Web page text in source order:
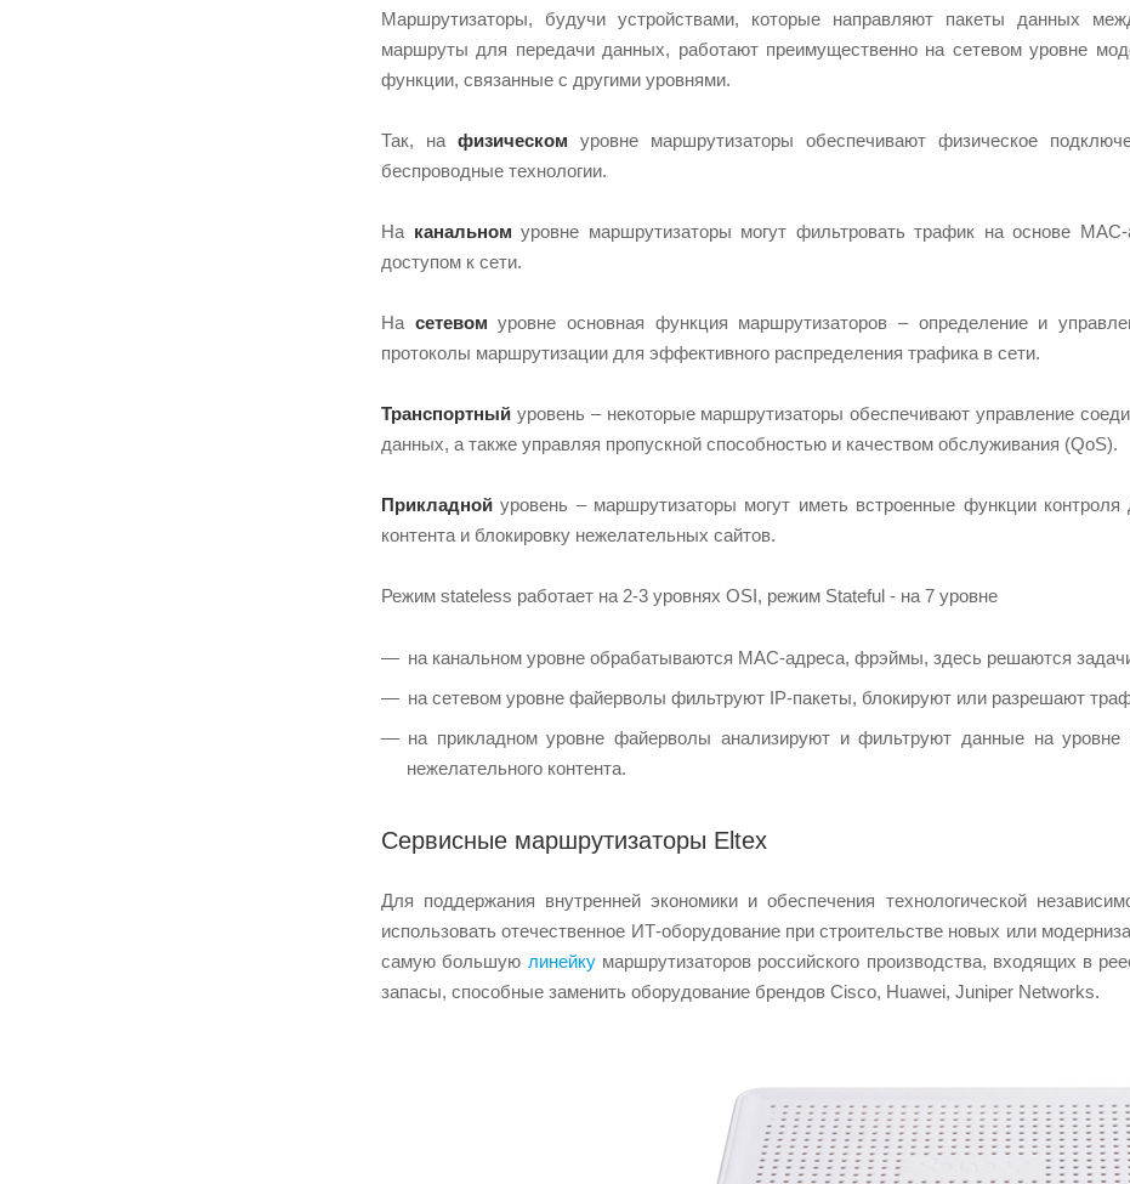
Маршрутизаторы, будучи устройствами, которые направляют пакеты данных
маршруты для передачи данных, работают преимущественно на сетевом уровне
функции, связанные с другими уровнями.
Так, на физическом уровне маршрутизаторы обеспечивают физическое
беспроводные технологии.
На канальном уровне маршрутизаторы могут фильтровать трафик на основе
доступом к сети.
На сетевом уровне основная функция маршрутизаторов – определение и
протоколы маршрутизации для эффективного распределения трафика в сети.
Транспортный уровень – некоторые маршрутизаторы обеспечивают управление
данных, а также управляя пропускной способностью и качеством обслуживания (QoS).
Прикладной уровень – маршрутизаторы могут иметь встроенные функции
контента и блокировку нежелательных сайтов.
Режим stateless работает на 2-3 уровнях OSI, режим Stateful - на 7 уровне
на канальном уровне обрабатываются MAC-адреса, фрэймы, здесь решаются
на сетевом уровне файерволы фильтруют IP-пакеты, блокируют или разрешают
на прикладном уровне файерволы анализируют и фильтруют данные на
нежелательного контента.
Сервисные маршрутизаторы Eltex
Для поддержания внутренней экономики и обеспечения технологической
использовать отечественное ИТ-оборудование при строительстве новых или
самую большую линейкумаршрутизаторов российского производства, входящих в
запасы, способные заменить оборудование брендов Cisco, Huawei, Juniper Networks.